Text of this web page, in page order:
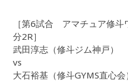
［第6試合 アマチュア修斗
分2R］
武田淳志（修斗ジム神戸）
vs
大石裕基（修斗GYMS直心会